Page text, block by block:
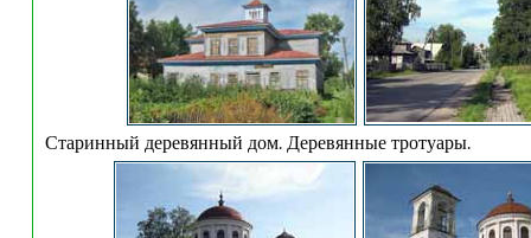
Старинный деревянный дом. Деревянные тротуары.